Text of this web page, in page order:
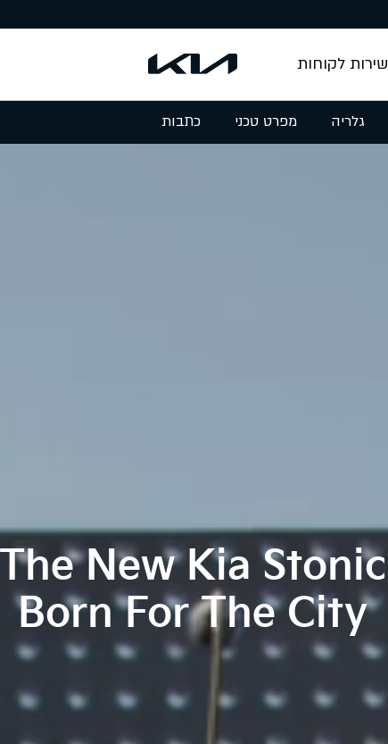
שירות לקוחות
גלריה מפרט טכני כתבות
The New Kia Stonic
Born For The City